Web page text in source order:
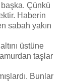
Çünkü
Haberin
sabah yakın
üstüne
taşlar
Bunlar